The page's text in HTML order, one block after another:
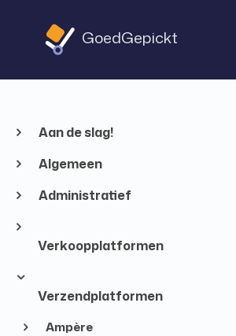
GoedGepickt
Aan de slag!
Algemeen
Administratief
Verkoopplatformen
Verzendplatformen
Ampère